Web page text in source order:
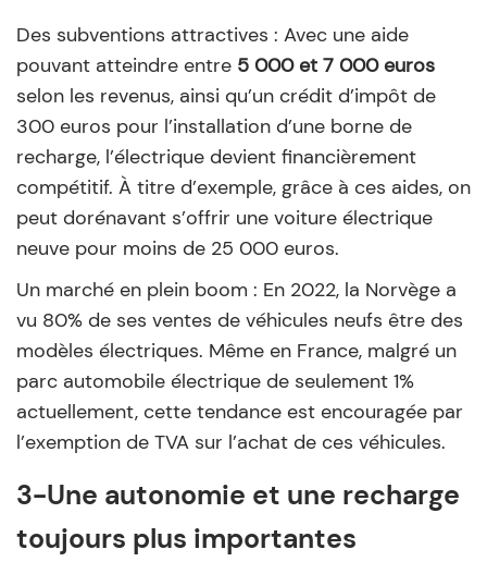
Des subventions attractives : Avec une aide
pouvant atteindre entre 5 000 et 7 000 euros
selon les revenus, ainsi qu’un crédit d’impôt de
300 euros pour l’installation d’une borne de
recharge, l’électrique devient financièrement
compétitif. À titre d’exemple, grâce à ces aides, on
peut dorénavant s’offrir une voiture électrique
neuve pour moins de 25 000 euros.
Un marché en plein boom : En 2022, la Norvège a
vu 80% de ses ventes de véhicules neufs être des
modèles électriques. Même en France, malgré un
parc automobile électrique de seulement 1%
actuellement, cette tendance est encouragée par
l’exemption de TVA sur l’achat de ces véhicules.
3-Une autonomie et une recharge
toujours plus importantes